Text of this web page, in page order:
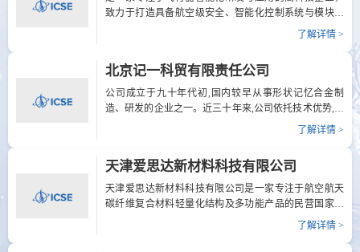
与商贸》课程，为行业培养专业人才。同时，深度参与
构服务： 作为可靠的标本供应商与合作伙伴，为中科
及永久陈列的珍贵陨石样本。· 衍生品与商业开发：基于
对陨...
致力于打造具备航空级安全、智能化控制系统与模块化
动力结构的下一代超轻型载人飞行平台。公司在今年9月
作。公司联合北航、深大共同研发的“S”系列飞行器，具
备先进分布式涵道电推进动力系统、三冗余度分控、专
利快换电结构、高密度电池等核心技术，具备高安全、
行、应急救援、特种侦察等场景，推动低空经济智能化
了解详情 >
北京记一科贸有限责任公司
公司成立于九十年代初,国内较早从事形状记忆合金制
造、研发的企业之一。近三十年来,公司依托技术优势,经
不懈的追求与努力,在记忆合金制造工艺、训练工艺和材
科普教具、自动控制等国内外数十家企业、建立了友好
的合作关系。基于公司的软硬件条件(特别是从金属单质
到记忆合金板、棒、丝、管闭环加工的技术)和材料的高
料实验基地，并配合相关研究学者在国际学术期刊
了解详情 >
天津爱思达新材料科技有限公司
天津爱思达新材料科技有限公司是一家专注于航空航天
碳纤维复合材料轻量化结构及多功能产品的民营国家高
新技术企业。通过高性能复合材料研发应用，已成为国
了解详情 >